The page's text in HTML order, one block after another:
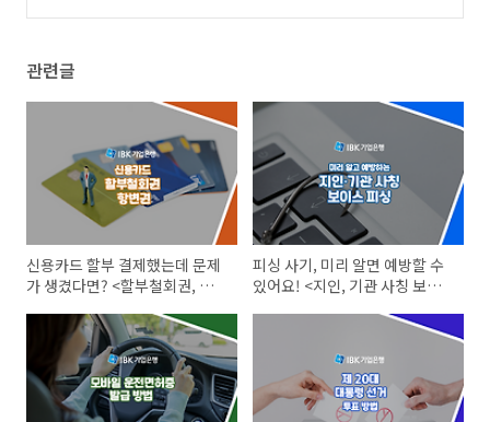
관련글
신용카드 할부 결제했는데 문제
가 생겼다면? <할부철회권, 항
피싱 사기, 미리 알면 예방할 수
있어요! <지인, 기관 사칭 보이